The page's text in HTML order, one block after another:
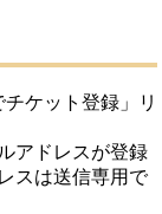
ケット登録」リ
アドレスが登録
スは送信専用で